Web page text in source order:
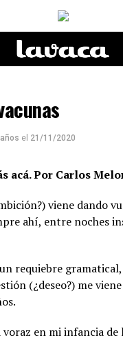
el 21/11/2020
acá. Por Carlos
viene dando
ahí, entre noches
requiebre
(¿deseo?) me
en mi infancia de